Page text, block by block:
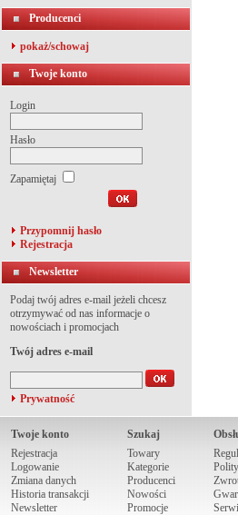
Producenci
pokaż/schowaj
Twoje konto
Login
Hasło
Zapamiętaj
Przypomnij hasło
Rejestracja
Newsletter
Podaj twój adres e-mail jeżeli chcesz
otrzymywać od nas informacje o
nowościach i promocjach
Twój adres e-mail
Prywatność
Twoje konto
Rejestracja
Logowanie
Zmiana danych
Historia transakcji
Newsletter
Szukaj
Towary
Kategorie
Producenci
Nowości
Promocje